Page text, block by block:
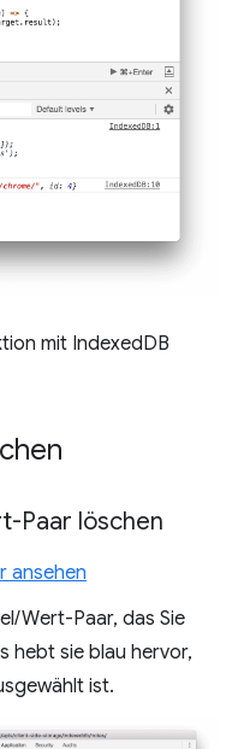
mit IndexedDB
Paar löschen
ansehen
Wert-Paar, das Sie
hebt sie blau hervor,
ist.